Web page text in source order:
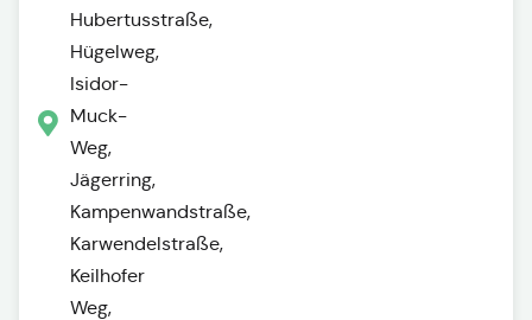
Hubertusstraße,
Hügelweg,
Isidor-
Muck-
Weg,
Jägerring,
Kampenwandstraße,
Karwendelstraße,
Keilhofer
Weg,